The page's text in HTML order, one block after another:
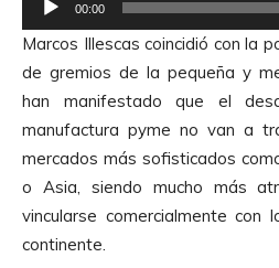
o
r
d
e
A
u
d
i
e
p
r
o
d
u
c
t
o
00:00
Marcos Illescas coincidió con la
de gremios de la pequeña y
han manifestado que el
manufactura pyme no van a
mercados más sofisticados
o Asia, siendo mucho más
vincularse comercialmente con
continente.